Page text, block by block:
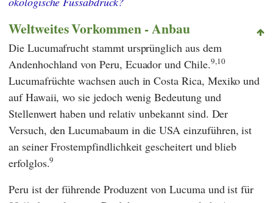
Weltweites Vorkommen - Anbau
Die Lucumafrucht stammt ursprünglich aus dem
Andenhochland von Peru, Ecuador und Chile.9,10
Lucumafrüchte wachsen auch in Costa Rica, Mexiko und
auf Hawaii, wo sie jedoch wenig Bedeutung und
Stellenwert haben und relativ unbekannt sind. Der
Versuch, den Lucumabaum in die USA einzuführen, ist
an seiner Frostempfindlichkeit gescheitert und blieb
erfolglos.9
Peru ist der führende Produzent von Lucuma und ist für